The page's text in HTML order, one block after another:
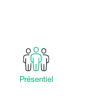
Présentiel